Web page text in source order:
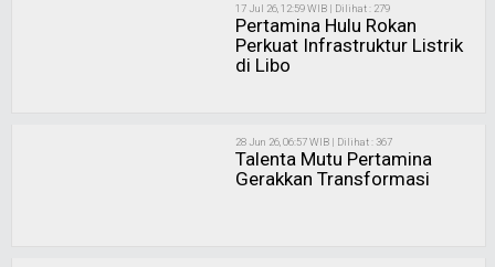
17 Jul 26, 12:59 WIB | Dilihat : 279
Pertamina Hulu Rokan
Perkuat Infrastruktur Listrik
di Libo
28 Jun 26, 06:57 WIB | Dilihat : 367
Talenta Mutu Pertamina
Gerakkan Transformasi